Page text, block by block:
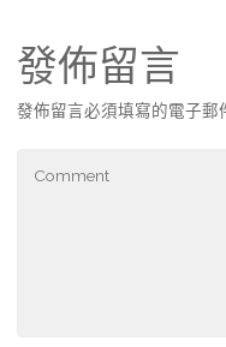
發佈留言
發佈留言必須填寫的電子郵